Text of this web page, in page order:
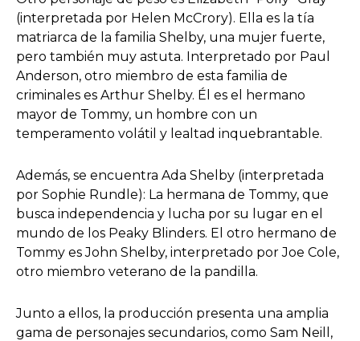
(interpretada por Helen McCrory). Ella es la tía
matriarca de la familia Shelby, una mujer fuerte,
pero también muy astuta. Interpretado por Paul
Anderson, otro miembro de esta familia de
criminales es Arthur Shelby. Él es el hermano
mayor de Tommy, un hombre con un
temperamento volátil y lealtad inquebrantable.
Además, se encuentra Ada Shelby (interpretada
por Sophie Rundle): La hermana de Tommy, que
busca independencia y lucha por su lugar en el
mundo de los Peaky Blinders. El otro hermano de
Tommy es John Shelby, interpretado por Joe Cole,
otro miembro veterano de la pandilla.
Junto a ellos, la producción presenta una amplia
gama de personajes secundarios, como Sam Neill,